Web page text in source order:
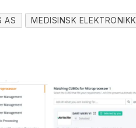
AS MEDISINSK ELEKTRONIKK